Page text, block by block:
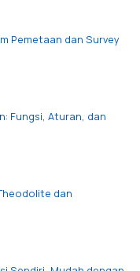
Pemetaan dan Survey
Fungsi, Aturan, dan
dan